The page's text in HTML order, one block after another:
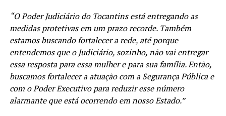
“O Poder Judiciário do Tocantins está entregando as
medidas protetivas em um prazo recorde. Também
estamos buscando fortalecer a rede, até porque
entendemos que o Judiciário, sozinho, não vai entregar
essa resposta para essa mulher e para sua família. Então,
buscamos fortalecer a atuação com a Segurança Pública e
com o Poder Executivo para reduzir esse número
alarmante que está ocorrendo em nosso Estado.”